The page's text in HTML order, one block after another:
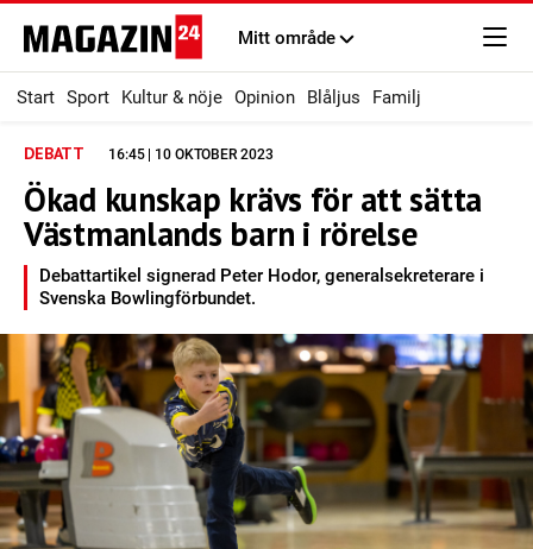
Mitt område
Start Sport Kultur & nöje Opinion Blåljus Familj
DEBATT 16:45 | 10 OKTOBER 2023
Ökad kunskap krävs för att sätta
Västmanlands barn i rörelse
Debattartikel signerad Peter Hodor, generalsekreterare i
Svenska Bowlingförbundet.